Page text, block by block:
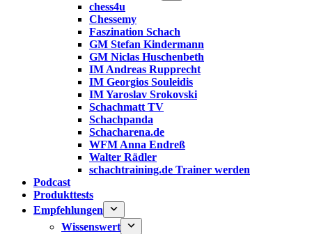
chess4u
Chessemy
Faszination Schach
GM Stefan Kindermann
GM Niclas Huschenbeth
IM Andreas Rupprecht
IM Georgios Souleidis
IM Yaroslav Srokovski
Schachmatt TV
Schachpanda
Schacharena.de
WFM Anna Endreß
Walter Rädler
schachtraining.de Trainer werden
Podcast
Produkttests
Empfehlungen
Wissenswert